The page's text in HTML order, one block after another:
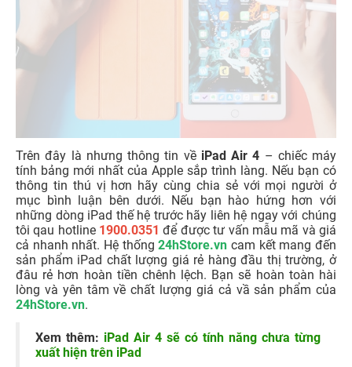
Giá iPad Air 4 - Giá bao nhiêu?
Hiện tại, một số phỏng đoán được đưa ra rằng giá iPad
Air khởi điểm là £ 479/ $ 499 cho mô hình 64GB và £
629/ $ 649 cho phiên bản 256GB. Ngoài ra còn có một
mô hình LTE có sẵn với giá hơn một trăm quid.
Với giá dự kiến này, iPad Air mới là chiếc máy tính bảng
chính xác.